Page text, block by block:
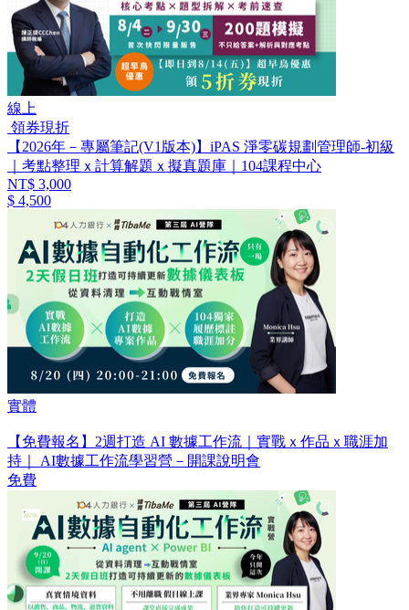
線上
領券現折
【2026年－專屬筆記(V1版本)】iPAS 淨零碳規劃管理師-初級
｜考點整理ｘ計算解題ｘ擬真題庫｜104課程中心
NT$ 3,000
$ 4,500
實體
【免費報名】2週打造 AI 數據工作流｜實戰ｘ作品ｘ職涯加
持｜ AI數據工作流學習營－開課說明會
免費